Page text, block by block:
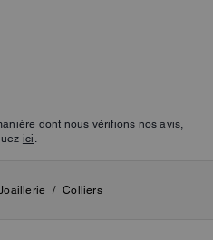
dont nous vérifions nos avis,
ici
/ Colliers